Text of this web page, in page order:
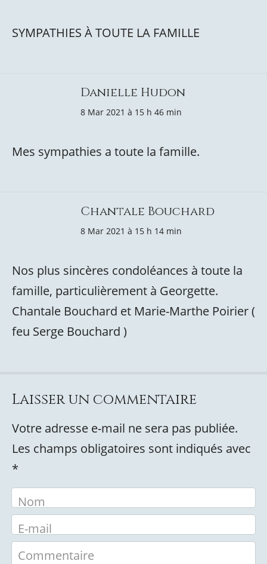
SYMPATHIES À TOUTE LA FAMILLE
Danielle Hudon
8 Mar 2021 à 15 h 46 min
Mes sympathies a toute la famille.
Chantale Bouchard
8 Mar 2021 à 15 h 14 min
Nos plus sincères condoléances à toute la
famille, particulièrement à Georgette.
Chantale Bouchard et Marie-Marthe Poirier (
feu Serge Bouchard )
Laisser un commentaire
Votre adresse e-mail ne sera pas publiée.
Les champs obligatoires sont indiqués avec
*
Nom
E-mail
Commentaire